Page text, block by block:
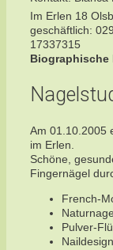
Im Erlen 18
geschäftlich:
17337315
Biographische
Am 01.10.2005
im Erlen.
Schöne,
Fingernägel
French-
Pulver-
Naildesign